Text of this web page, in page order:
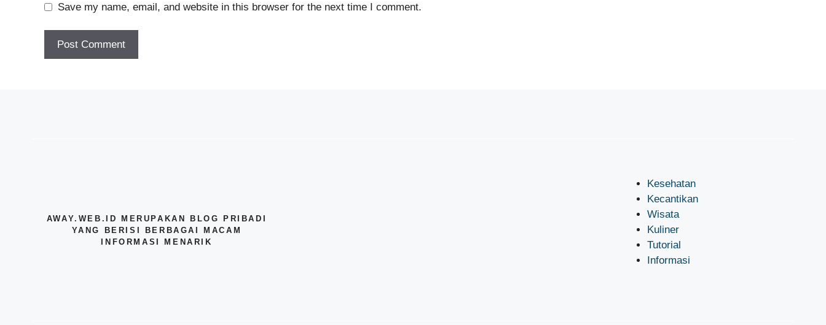
Save my name, email, and website in this browser for the next time I comment.
AWAY.WEB.ID MERUPAKAN BLOG PRIBADI
YANG BERISI BERBAGAI MACAM
INFORMASI MENARIK
Kesehatan
Kecantikan
Wisata
Kuliner
Tutorial
Informasi